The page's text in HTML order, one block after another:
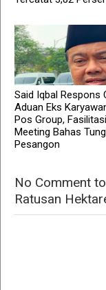
Said Iqbal Respons
Aduan Eks
Pos Group,
Meeting Bahas
Pesangon
No Comment
Ratusan